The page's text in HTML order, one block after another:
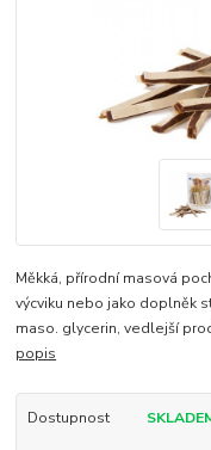
Měkká, přírodní masová
výcviku nebo jako doplněk
maso. glycerin, vedlejší
popis
Dostupnost